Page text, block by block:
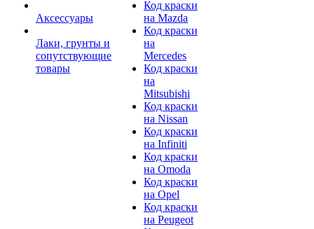
Аксессуары
Лаки, грунты и
сопутствующие
товары
Код краски
на Mazda
Код краски
на
Mercedes
Код краски
на
Mitsubishi
Код краски
на Nissan
Код краски
на Infiniti
Код краски
на Omoda
Код краски
на Opel
Код краски
на Peugeot